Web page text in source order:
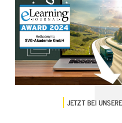
JETZT BEI